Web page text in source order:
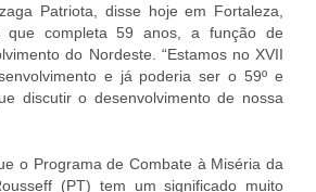
Patriota, disse hoje em Fortaleza,
completa 59 anos, a função de
do Nordeste. “Estamos no XVII
e já poderia ser o 59º e
discutir o desenvolvimento de nossa
o Programa de Combate à Miséria da
(PT) tem um significado muito